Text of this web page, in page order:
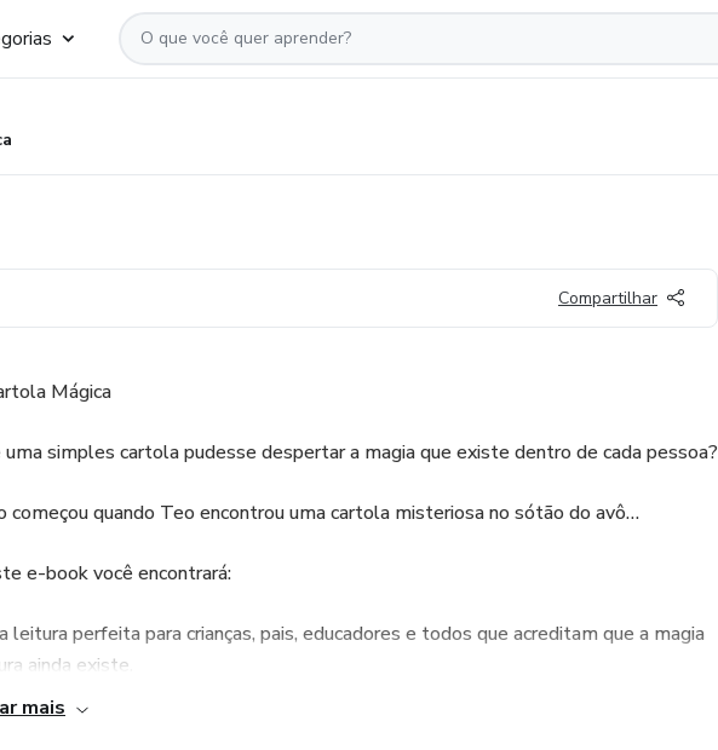
Compartilhar
Mágica
uma simples cartola pudesse despertar a magia que existe dentro de cada pessoa?
começou quando Teo encontrou uma cartola misteriosa no sótão do avô…
e-book você encontrará:
leitura perfeita para crianças, pais, educadores e todos que acreditam que a magia
ainda existe.
mais